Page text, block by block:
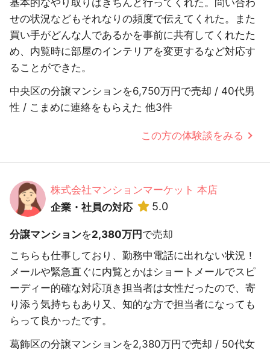
せの状況などもそれなりの頻度で伝えてくれた。また
買い手がどんな人であるかを事前に共有してくれたた
め、内覧時に部屋のインテリアを変更するなど対応す
ることができた。
中央区の分譲マンションを6,750万円で売却 / 40代男
性 / こまめに連絡をもらえた 他3件
この方の体験談をみる
株式会社マンションマーケット 本店
企業・社員の対応
5.0
分譲マンションを2,380万円 で売却
こちらも仕事しており、勤務中電話に出れない状況！
メールや緊急直ぐに内覧とかはショートメールでスピ
ーディー的確な対応頂き担当者は女性だったので、寄
り添う気持ちもあり又、知的な方で担当者になっても
らって良かったです。
葛飾区の分譲マンションを2,380万円で売却 / 50代女